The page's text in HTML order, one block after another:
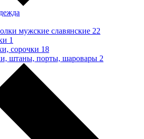
мужские славянские 22
1
сорочки 18
штаны, порты, шаровары 2